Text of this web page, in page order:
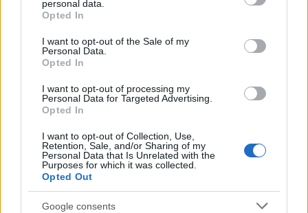
grant or deny consent to Google and its third-party tags to
use your data for below specified purposes in below Google
consent section.
personal data.
Opted In
I want to opt-out of the Sale of my
Personal Data.
Opted In
I want to opt-out of processing my
Personal Data for Targeted Advertising.
Opted In
I want to opt-out of Collection, Use,
Retention, Sale, and/or Sharing of my
Personal Data that Is Unrelated with the
Purposes for which it was collected.
Opted Out
Google consents
Megjelentaz Oracle negyedéves frissítésainak
menetrendszerinti darabja. Az előző héten tévedtem
a javításra kerülő hibákkal kapcsolatban,
autentikáció nélküli kódfuttatásra alkalmas
sebezhetőséget ugyanis nem látok a
Az Oracle szerint a legkellemetlenebb javított
sebezhetőség az adatbázis szerver lelövésére ad
lehetőséget, távolról, autentikáció nélkül, de hasonló
probléma érinti a Solaris TCP/IP stackjét is.
Régebben én isfilozofáltam egy sortaz Oracle CVSS
számítási módszerén, úgy látszik nem ok nélkül. A
januári CPU örömére ezzel kapcsolatban is
megjelent egy hosszabb,